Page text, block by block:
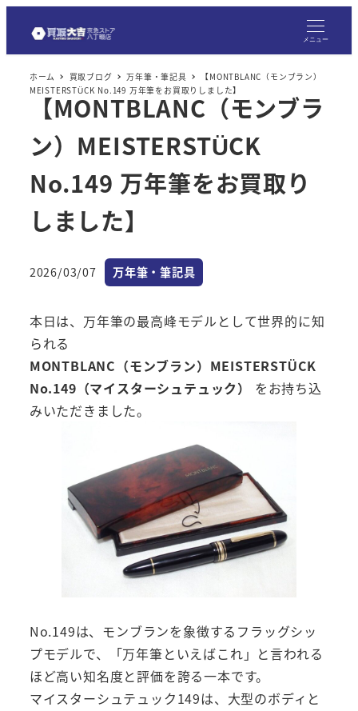
メニュー
ホーム 買取ブログ 万年筆・筆記具
【MONTBLANC（モンブラン）
MEISTERSTÜCK No.149 万年筆をお買取りしました】
【MONTBLANC（モンブラ
ン）MEISTERSTÜCK
No.149 万年筆をお買取り
しました】
投稿日
2026/03/07 カテゴリー
万年筆・筆記具
本日は、万年筆の最高峰モデルとして世界的に知
られる
MONTBLANC（モンブラン）MEISTERSTÜCK
No.149（マイスターシュテュック）
をお持ち込
みいただきました。
No.149は、モンブランを象徴するフラッグシッ
プモデルで、「万年筆といえばこれ」と言われる
ほど高い知名度と評価を誇る一本です。
マイスターシュテュック149は、大型のボディと